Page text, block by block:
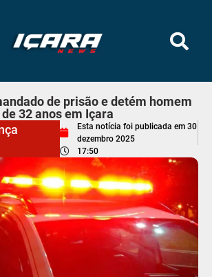
de prisão e detém homem
de 32 anos em Içara
Esta notícia foi publicada em 30
dezembro 2025
17:50